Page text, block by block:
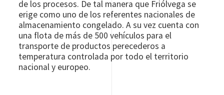
de los procesos. De tal manera que Friólvega se
erige como uno de los referentes nacionales de
almacenamiento congelado. A su vez cuenta con
una flota de más de 500 vehículos para el
transporte de productos perecederos a
temperatura controlada por todo el territorio
nacional y europeo.